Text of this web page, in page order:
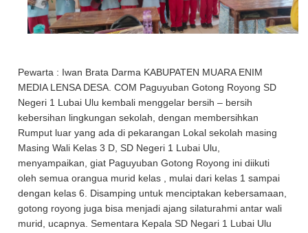
Pewarta : Iwan Brata Darma KABUPATEN MUARA ENIM
MEDIA LENSA DESA. COM Paguyuban Gotong Royong SD
Negeri 1 Lubai Ulu kembali menggelar bersih – bersih
kebersihan lingkungan sekolah, dengan membersihkan
Rumput luar yang ada di pekarangan Lokal sekolah masing
Masing Wali Kelas 3 D, SD Negeri 1 Lubai Ulu,
menyampaikan, giat Paguyuban Gotong Royong ini diikuti
oleh semua orangua murid kelas , mulai dari kelas 1 sampai
dengan kelas 6. Disamping untuk menciptakan kebersamaan,
gotong royong juga bisa menjadi ajang silaturahmi antar wali
murid, ucapnya. Sementara Kepala SD Negari 1 Lubai Ulu